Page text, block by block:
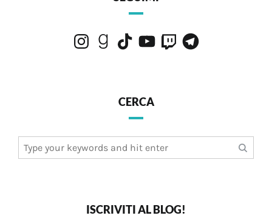
InstagramGoodreads
TikTokYouTubeTwitchTelegram
CERCA
for:
ISCRIVITI AL BLOG!